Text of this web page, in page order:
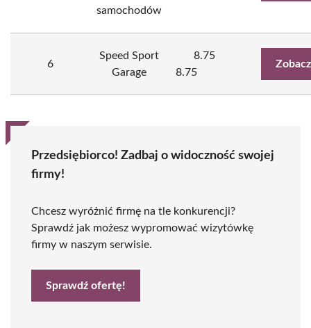
samochodów
6
Speed Sport
Garage
8.75
8.75
Przedsiębiorco! Zadbaj o widoczność swojej
firmy!
Chcesz wyróżnić firmę na tle konkurencji?
Sprawdź jak możesz wypromować wizytówkę
firmy w naszym serwisie.
Sprawdź ofertę!